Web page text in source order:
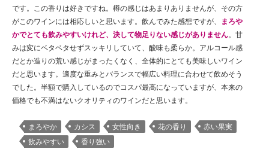
です。この香りは好きですね。樽の感じはあまりありませんが、その方
がこのワインには相応しいと思います。飲んでみた感想ですが、
まろや
かでとても飲みやすいけれど、決して物足りない感じがありません。甘
みは変にベタベタせずスッキリしていて、酸味も柔らか。アルコール感
だとか造りの荒い感じがまったくなく、全体的にとても美味しいワイン
だと思います。適度な重みとバランスで幅広い料理に合わせて飲めそう
でした。半額で購入しているのでコスパ最高になっていますが、本来の
価格でも不満はないクオリティのワインだと思います。
まろやか カシス 女性向き 花の香り
赤い果実
飲みやすい
香り強い